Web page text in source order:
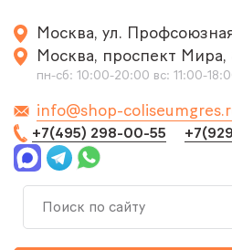
Москва, ул.
Москва, проспект Мира,
пн-сб: 10:00-20:00 вс: 11:00-
info@shop-
+7(495) 298-00-55